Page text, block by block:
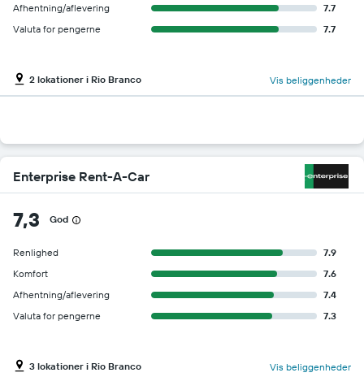
Afhentning/aflevering
7.7
Valuta for pengerne
7.7
2 lokationer i Rio Branco Vis beliggenheder
Enterprise Rent-A-Car
7,3 God
Renlighed
7.9
Komfort
7.6
Afhentning/aflevering
7.4
Valuta for pengerne
7.3
3 lokationer i Rio Branco Vis beliggenheder